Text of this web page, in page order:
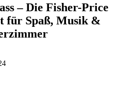
– Die Fisher-Price
für Spaß, Musik &